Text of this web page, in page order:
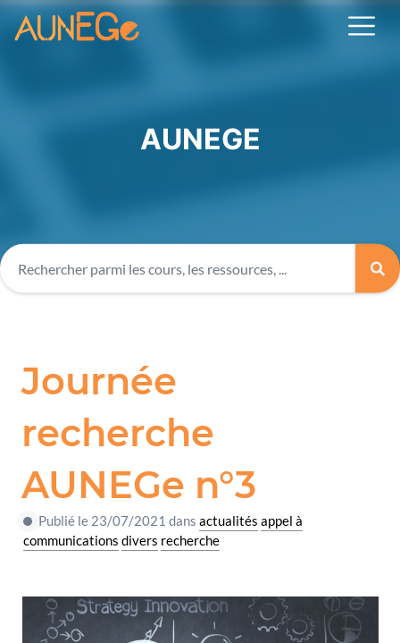
AUNEGE
Journée
recherche
AUNEGe n°3
Publié le 23/07/2021 dansactualités appel à
communications divers recherche